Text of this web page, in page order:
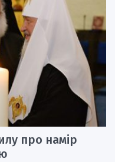
про намір